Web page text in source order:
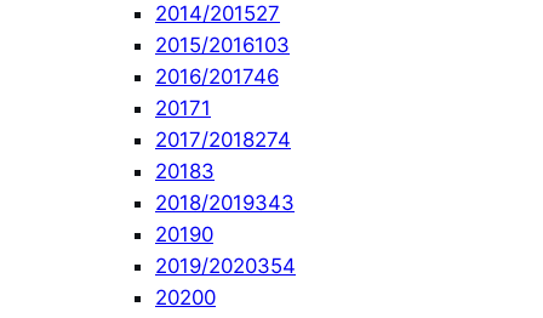
2014/201527
2015/2016103
2016/201746
20171
2017/2018274
20183
2018/2019343
20190
2019/2020354
20200